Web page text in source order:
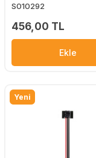
S010292
456,00 TL
Ekle
Yeni